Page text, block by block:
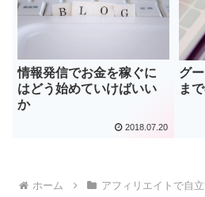
情報発信でお金を稼ぐに
はどう始めていけばいい
か
2018.07.20
グ
ま
ホーム アフィリエイトで自